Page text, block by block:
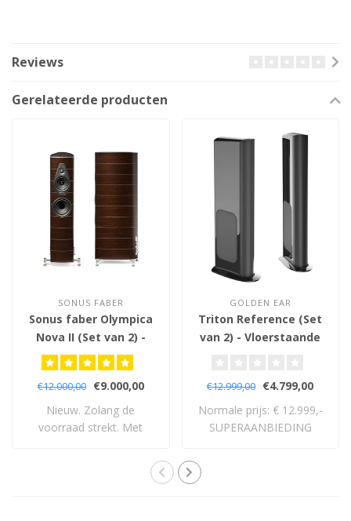
Reviews
Gerelateerde producten
SONUS FABER
Sonus faber Olympica
Nova II (Set van 2) -
Vloerstaande
Luidsprekers
€12.000,00
€9.000,00
Nieuw. Zolang de
voorraad strekt. Met
GOLDEN EAR
Triton Reference (Set
van 2) - Vloerstaande
€12.999,00 €4.799,00
Normale prijs: € 12.999,-
SUPERAANBIEDING